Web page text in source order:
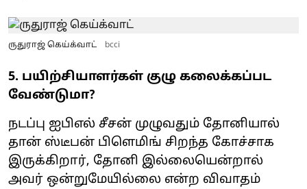
ருதுராஜ் கெய்க்வாட் bcci
5. பயிற்சியாளர்கள் குழு கலைக்கப்பட
வேண்டுமா?
நடப்பு ஐபிஎல் சீசன் முழுவதும் தோனியால்
தான் ஸ்டீபன் பிளெமிங் சிறந்த கோச்சாக
இருக்கிறார், தோனி இல்லையென்றால்
அவர் ஒன்றுமேயில்லை என்ற விவாதம்